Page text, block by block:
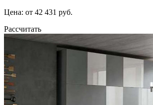
Цена: от 42 431 руб.
Рассчитать